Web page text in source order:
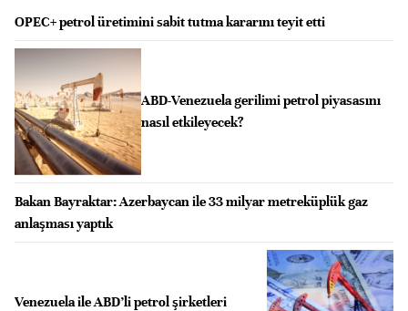
OPEC+ petrol üretimini sabit tutma kararını teyit etti
ABD-Venezuela gerilimi petrol piyasasını
nasıl etkileyecek?
Bakan Bayraktar: Azerbaycan ile 33 milyar metreküplük gaz
anlaşması yaptık
Venezuela ile ABD’li petrol şirketleri